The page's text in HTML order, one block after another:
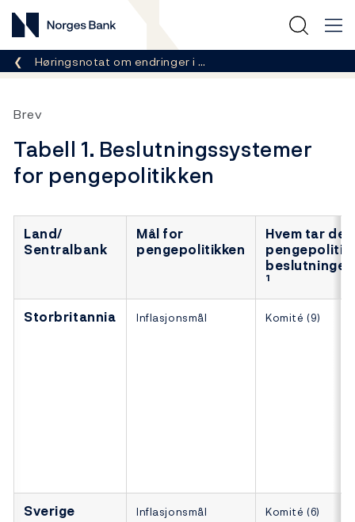
Norges Bank
Her er du nå:
Høringsnotat om endringer i …
Brev
Tabell 1. Beslutningssystemer
for pengepolitikken
Land/
Sentralbank
Mål for
pengepolitikken
Hvem tar de
1
Storbritannia Inflasjonsmål Komité (9)
Sverige Inflasjonsmål Komité (6)